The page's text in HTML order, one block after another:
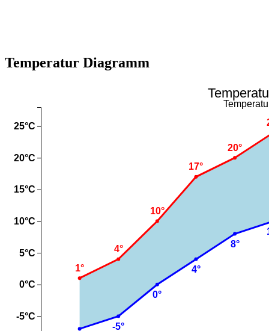
Temperatur Diagramm